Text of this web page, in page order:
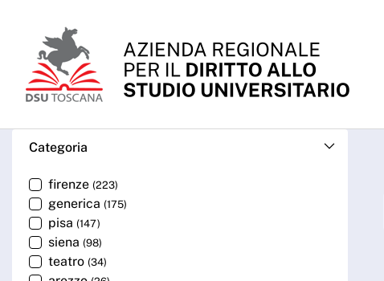
Cerca - ARDSU
Categoria
firenze (223)
generica (175)
pisa (147)
siena (98)
teatro (34)